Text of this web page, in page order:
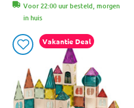
Voor 22:00 uur besteld, morgen
in huis
Vakantie Deal